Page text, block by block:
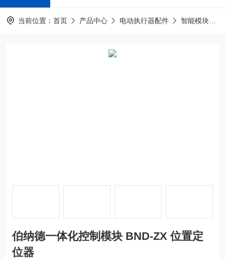
当前位置： 首页 产品中心 电动执行器配件 智能模块
伯纳德一体化控制模块 BND-ZX 位置定
位器